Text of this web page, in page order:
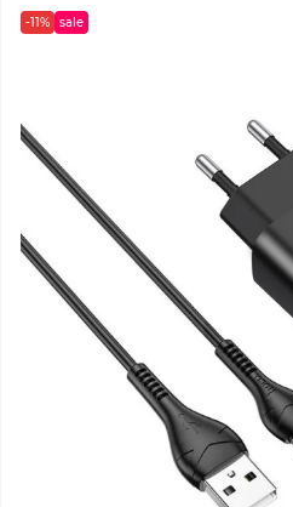
-11% sale